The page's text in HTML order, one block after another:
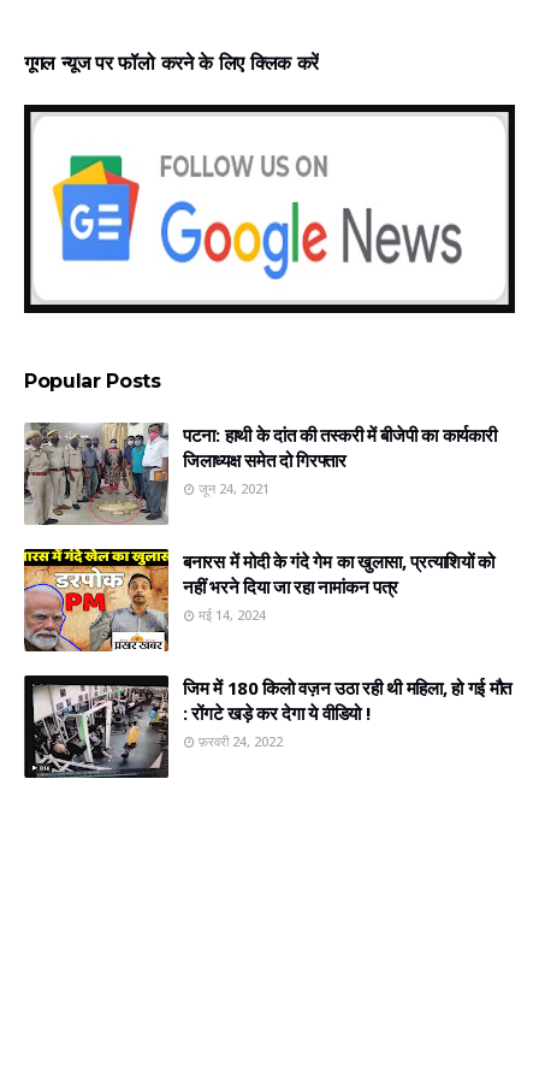
गूगल न्‍यूज पर फॉलो करने के लिए क्लिक करें
Popular Posts
पटना: हाथी के दांत की तस्करी में बीजेपी का कार्यकारी
जिलाध्यक्ष समेत दो गिरफ्तार
जून 24, 2021
बनारस में मोदी के गंदे गेम का खुलासा, प्रत्‍याशियों को
नहीं भरने दिया जा रहा नामांकन पत्र
मई 14, 2024
जिम में 180 किलो वज़न उठा रही थी महिला, हो गई मौत
: रोंगटे खड़े कर देगा ये वीडियो !
फ़रवरी 24, 2022